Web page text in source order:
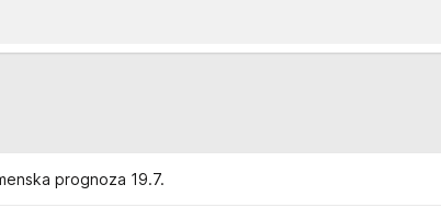
prognoza 19.7.